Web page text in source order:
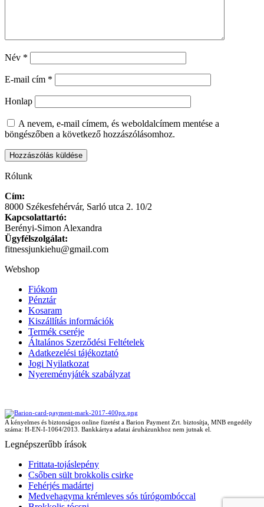
Név *
E-mail cím *
Honlap
A nevem, e-mail címem, és weboldalcímem mentése a
böngészőben a következő hozzászólásomhoz.
Rólunk
Cím:
8000 Székesfehérvár, Sarló utca 2. 10/2
Kapcsolattartó:
Berényi-Simon Alexandra
Ügyfélszolgálat:
fitnessjunkiehu@gmail.com
Webshop
Fiókom
Pénztár
Kosaram
Kiszállítás információk
Termék cseréje
Általános Szerződési Feltételek
Adatkezelési tájékoztató
Jogi Nyilatkozat
Nyereményjáték szabályzat
A kényelmes és biztonságos online fizetést a Barion Payment Zrt. biztosítja, MNB engedély
száma: H-EN-I-1064/2013. Bankkártya adatai áruházunkhoz nem jutnak el.
Legnépszerűbb írások
Frittata-tojáslepény
Csőben sült brokkolis csirke
Fehérjés madártej
Medvehagyma krémleves sós túrógombóccal